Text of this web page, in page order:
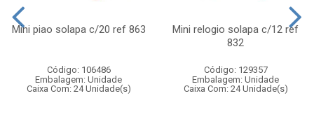
Mini piao solapa c/20 ref 863
Código: 106486
Embalagem: Unidade
Caixa Com: 24 Unidade(s)
Mini relogio solapa c/12 ref
832
Código: 129357
Embalagem: Unidade
Caixa Com: 24 Unidade(s)